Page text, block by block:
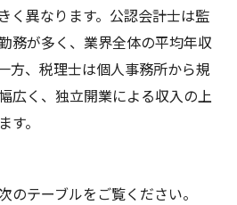
く異なります。公認会計士は監
務が多く、業界全体の平均年収
方、税理士は個人事務所から規
広く、独立開業による収入の上
。
のテーブルをご覧ください。